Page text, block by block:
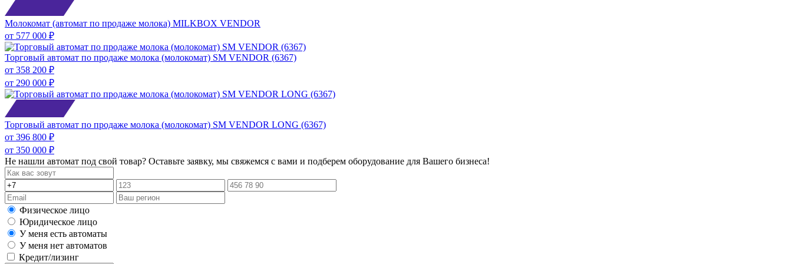
Молокомат (автомат по продаже молока) MILKBOX VENDOR
от 577 000 ₽
Торговый автомат по продаже молока (молокомат) SM VENDOR (6367)
от 358 200 ₽
от 290 000 ₽
Торговый автомат по продаже молока (молокомат) SM VENDOR LONG (6367)
от 396 800 ₽
от 350 000 ₽
Не нашли автомат под свой товар? Оставьте заявку, мы свяжемся с вами и подберем оборудование для Вашего бизнеса!
Физическое лицо
Юридическое лицо
У меня есть автоматы
У меня нет автоматов
Кредит/лизинг